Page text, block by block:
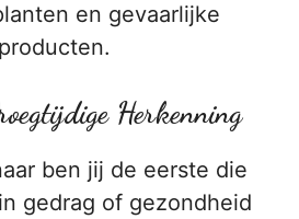
en gevaarlijke
Herkenning
ben jij de eerste die
gedrag of gezondheid